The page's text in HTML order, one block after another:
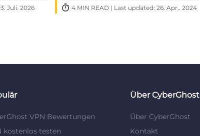
Juli. 2026 4 MIN READ | Last updated: 26. Apr.. 2024
VPN Bewertungen
kostenlos testen
Über CyberGhost
Über CyberGhost
Kontakt